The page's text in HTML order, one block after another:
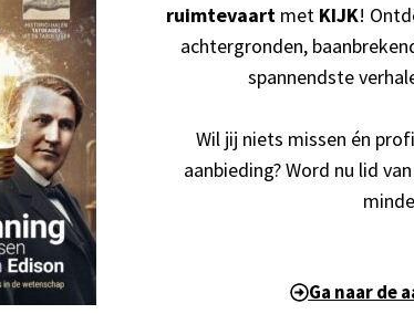
ruimtevaartmet KIJK!
achtergronden,
spannendste
Wil jij niets missen én
aanbieding? Word nu lid van
Ga naar de